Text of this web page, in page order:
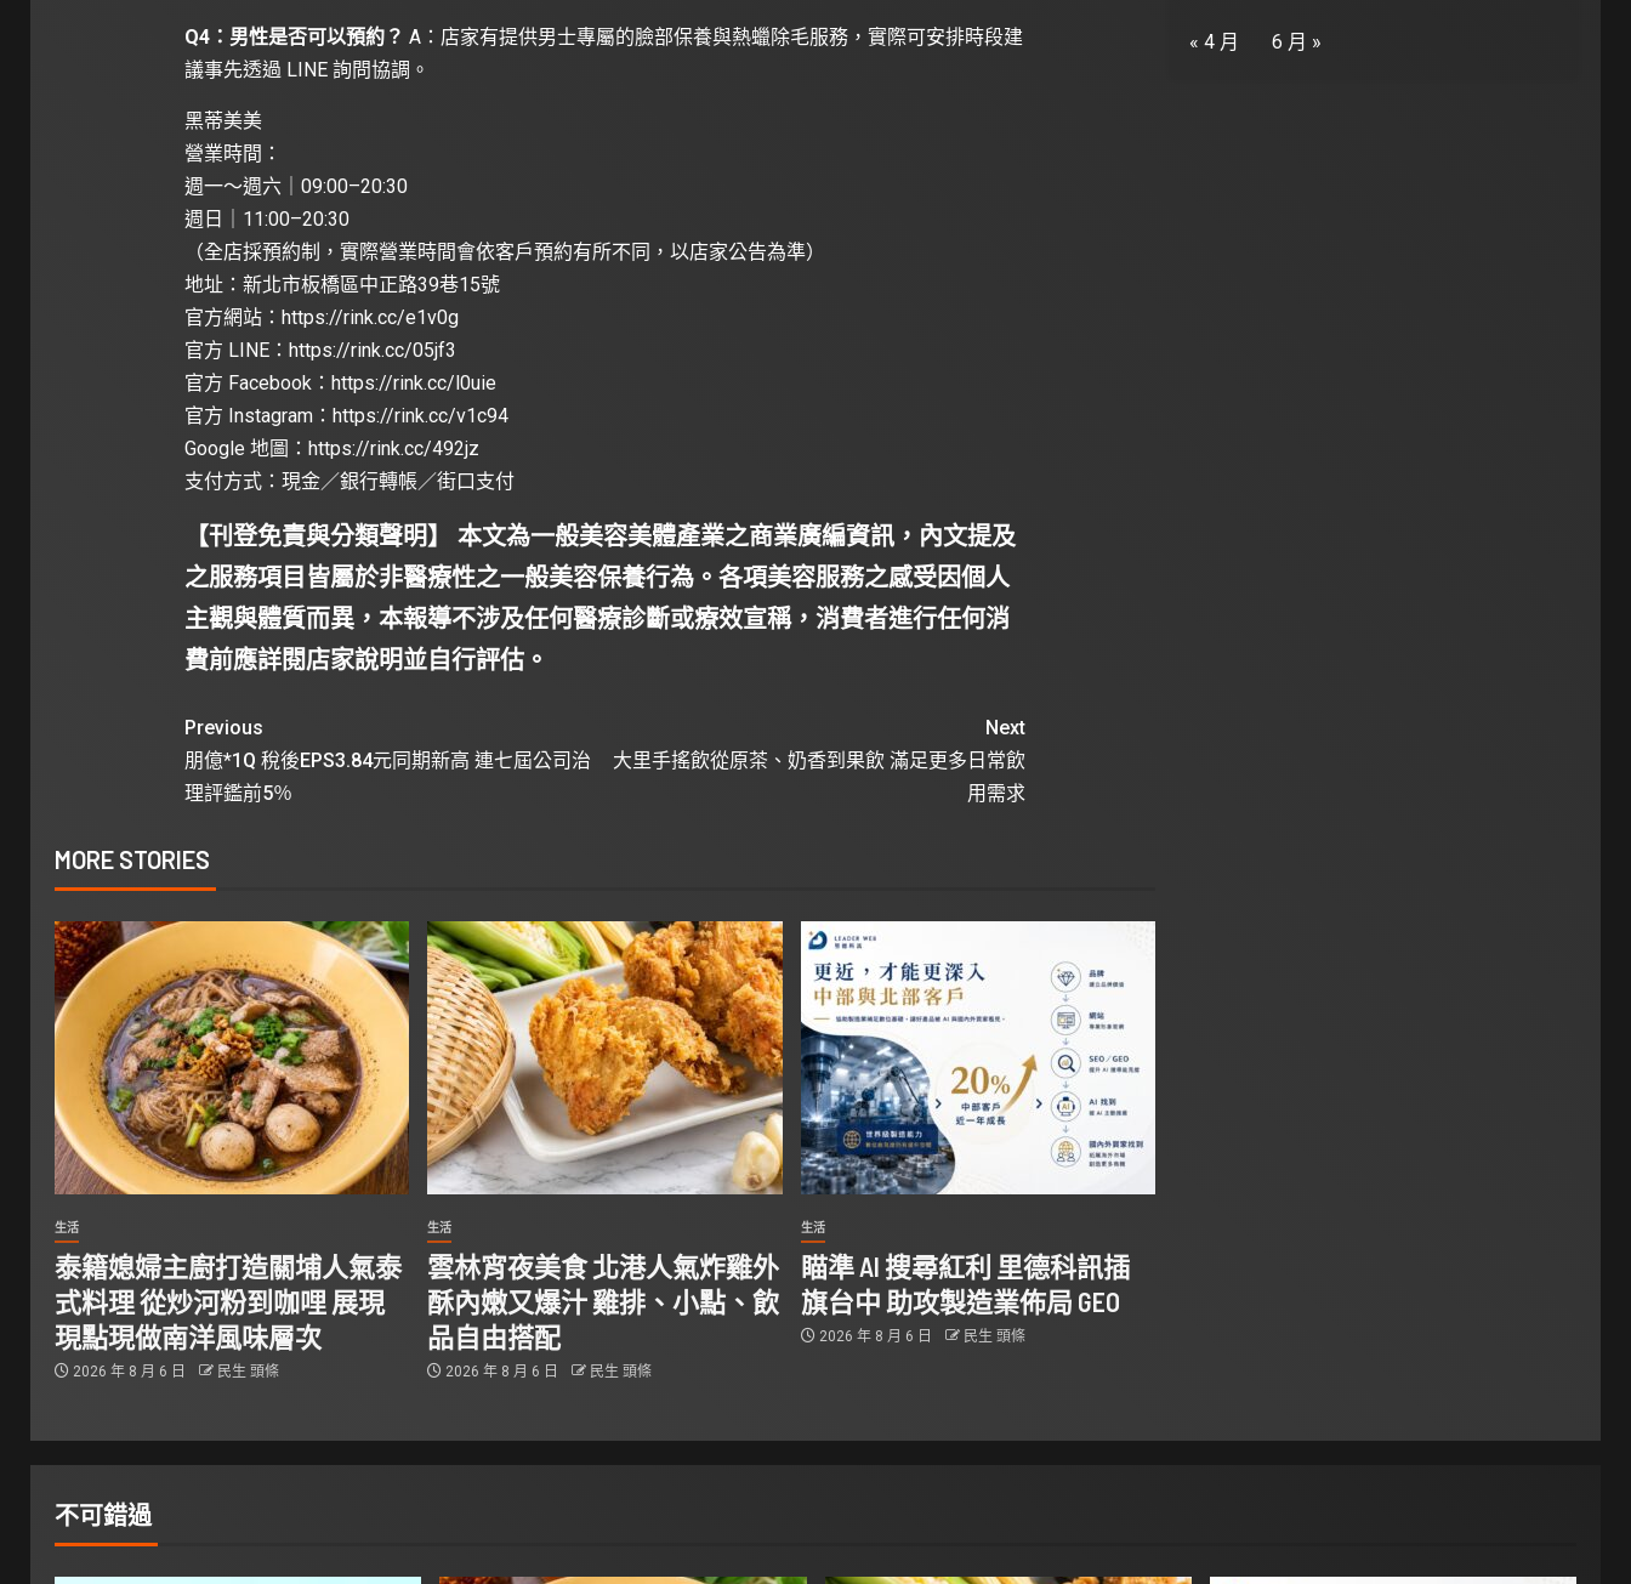
Q4：男性是否可以預約？ A：店家有提供男士專屬的臉部保養與熱蠟除毛服務，實際可安排時段建
議事先透過 LINE 詢問協調。
黑蒂美美
營業時間：
週一～週六｜09:00–20:30
週日｜11:00–20:30
（全店採預約制，實際營業時間會依客戶預約有所不同，以店家公告為準）
地址：新北市板橋區中正路39巷15號
官方網站： https://rink.cc/e1v0g
官方 LINE： https://rink.cc/05jf3
官方 Facebook： https://rink.cc/l0uie
官方 Instagram： https://rink.cc/v1c94
Google 地圖： https://rink.cc/492jz
支付方式：現金／銀行轉帳／街口支付
【刊登免責與分類聲明】 本文為一般美容美體產業之商業廣編資訊，內文提及
之服務項目皆屬於非醫療性之一般美容保養行為。各項美容服務之感受因個人
主觀與體質而異，本報導不涉及任何醫療診斷或療效宣稱，消費者進行任何消
費前應詳閱店家說明並自行評估。
Previous
朋億*1Q 稅後EPS3.84元同期新高 連七屆公司治
理評鑑前5％
Next
大里手搖飲從原茶、奶香到果飲 滿足更多日常飲
用需求
MORE STORIES
生活
泰籍媳婦主廚打造關埔人氣泰
式料理 從炒河粉到咖哩 展現
現點現做南洋風味層次
2026 年 8 月 6 日 民生 頭條
生活
雲林宵夜美食 北港人氣炸雞外
酥內嫩又爆汁 雞排、小點、飲
品自由搭配
2026 年 8 月 6 日 民生 頭條
生活
瞄準 AI 搜尋紅利 里德科訊插
旗台中 助攻製造業佈局 GEO
2026 年 8 月 6 日 民生 頭條
« 4 月 6 月 »
不可錯過